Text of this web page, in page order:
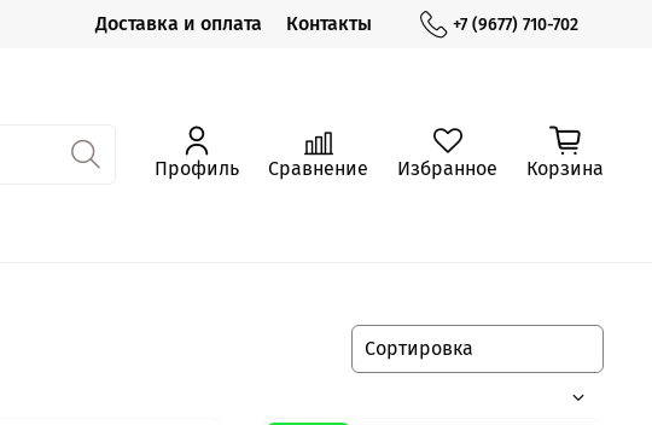
Доставка и оплата Контакты +7 (9677) 710-702
Профиль Сравнение Избранное Корзина